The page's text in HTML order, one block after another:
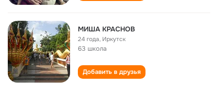
МИША КРАСНОВ
24 года, Иркутск
63 школа
Добавить в друзья